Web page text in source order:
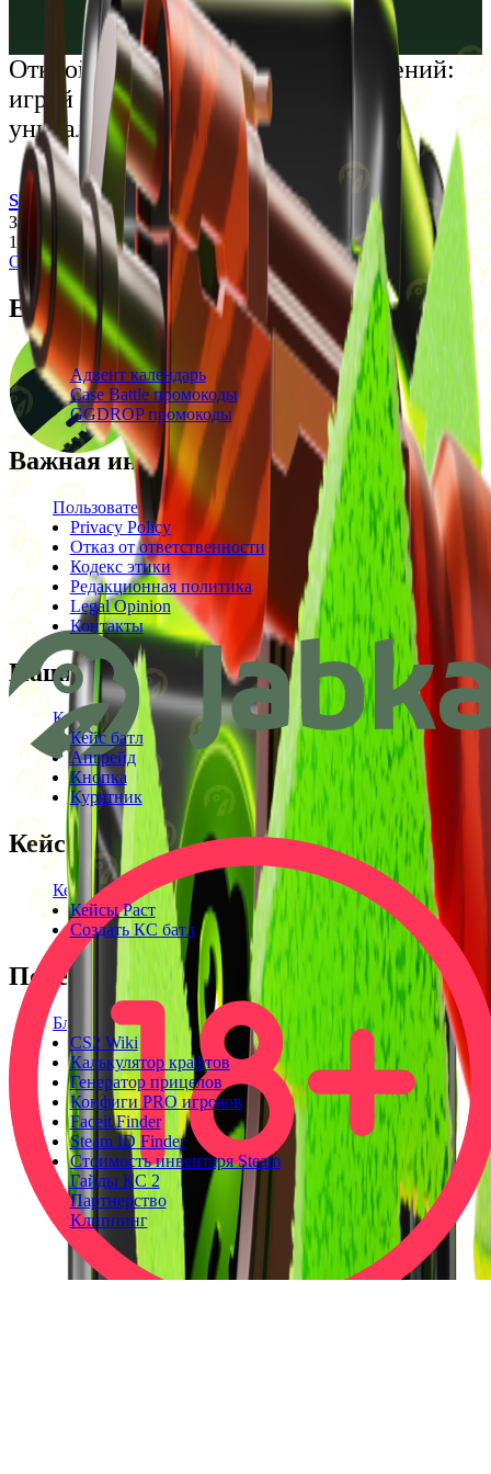
Українська
Открой мир премиальных развлечений:
играй честно и наслаждайся
уникальными впечатлениями
support@cs-wiki.org
Заходя на этот сайт, вы подтверждаете, что вам исполнилось
18 лет. Проблемы с азартными играми?
Обратится за помощью
Ежедневные бонусы
Свежие промокоды
Адвент календарь
Case Battle промокоды
GGDROP промокоды
Важная информация
Пользовательское соглашение
Privacy Policy
Отказ от ответственности
Кодекс этики
Редакционная политика
Legal Opinion
Контакты
Наши режимы
Кейсы
Кейс батл
Апгрейд
Кнопка
Курятник
Кейсы
Кейсы КС2
Кейсы Раст
Создать КС батл
Полезное
Блог
CS2 Wiki
Калькулятор крафтов
Генератор прицелов
Конфиги PRO игроков
Faceit Finder
Steam ID Finder
Стоимость инвентаря Steam
Гайды КС 2
Партнерство
Клиппинг